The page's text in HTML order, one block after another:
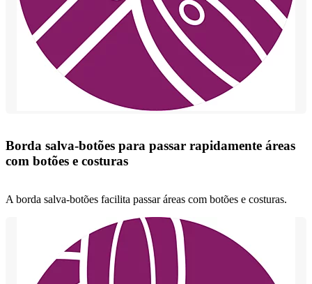
Borda salva-botões para passar rapidamente áreas
com botões e costuras
A borda salva-botões facilita passar áreas com botões e costuras.